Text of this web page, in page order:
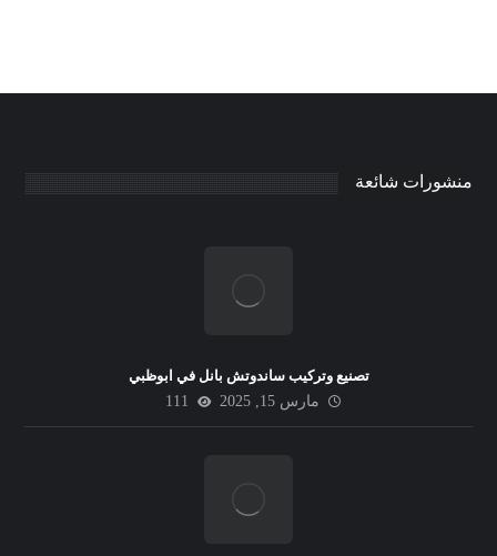
منشورات شائعة
تصنيع وتركيب ساندوتش بانل في ابوظبي
مارس 15, 2025
111